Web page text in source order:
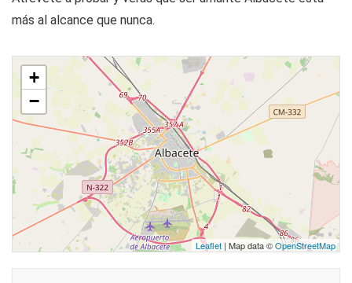
más al alcance que nunca.
+
−
Leaflet | Map data ©OpenStreetMap